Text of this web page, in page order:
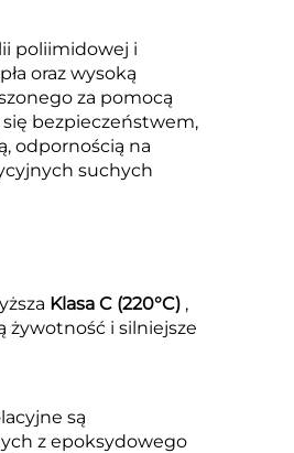
poliimidowej i
oraz wysoką
za pomocą
bezpieczeństwem,
odpornością na
suchych
Klasa C (220°C) ,
żywotność i silniejsze
są
z epoksydowego